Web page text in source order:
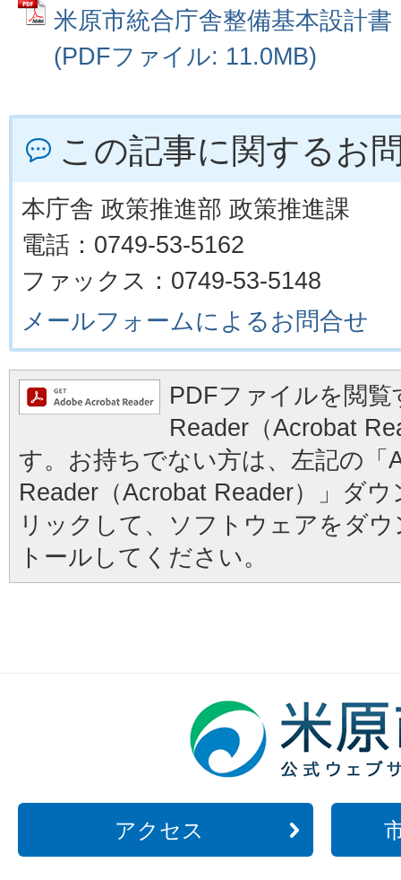
米原市統合庁舎整備基本設計
(PDFファイル: 11.0MB)
この記事に関するお
本庁舎 政策推進部 政策推進課
電話：0749-53-5162
ファックス：0749-53-5148
メールフォームによるお問合せ
PDFファイルを閲
Reader（Acrobat
す。お持ちでない方は、左記の「
Reader（Acrobat Reader）」ダ
リックして、ソフトウェアをダ
トールしてください。
アクセス